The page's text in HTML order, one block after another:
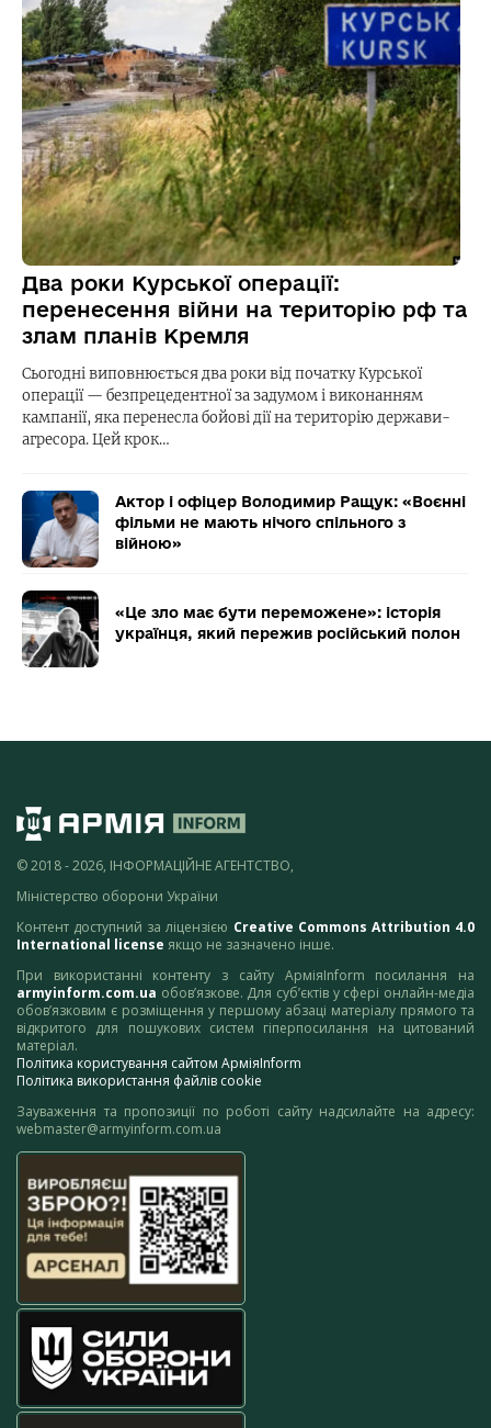
Два роки Курської операції:
перенесення війни на територію рф та
злам планів Кремля
Сьогодні виповнюється два роки від початку Курської
операції — безпрецедентної за задумом і виконанням
кампанії, яка перенесла бойові дії на територію держави-
агресора. Цей крок…
Актор і офіцер Володимир Ращук: «Воєнні
фільми не мають нічого спільного з
війною»
«Це зло має бути переможене»: історія
українця, який пережив російський полон
© 2018 - 2026, ІНФОРМАЦІЙНЕ АГЕНТСТВО,
Міністерство оборони України
Контент доступний за ліцензією Creative Commons Attribution 4.0
International license якщо не зазначено інше.
При використанні контенту з сайту АрміяInform посилання на
armyinform.com.ua обов’язкове. Для суб’єктів у сфері онлайн-медіа
обов’язковим є розміщення у першому абзаці матеріалу прямого та
відкритого для пошукових систем гіперпосилання на цитований
матеріал.
Політика користування сайтом АрміяInform
Політика використання файлів cookie
Зауваження та пропозиції по роботі сайту надсилайте на адресу:
webmaster@armyinform.com.ua